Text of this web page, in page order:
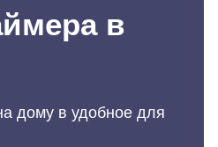
в
дому в удобное для